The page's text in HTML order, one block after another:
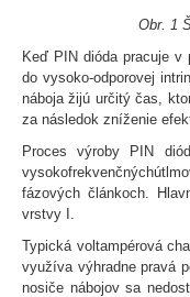
Obr. 1
Keď PIN dióda pracuje
do vysoko-odporovej
náboja žijú určitý čas,
za následok zníženie
Proces výroby PIN
fázových článkoch.
vrstvy I.
Typická voltampérová
využíva výhradne pravá
nosiče nábojov sa